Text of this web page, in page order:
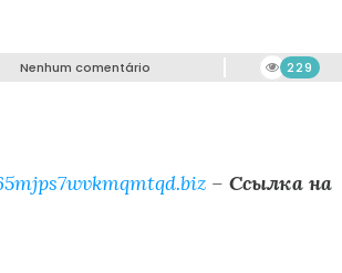
Nenhum comentário 229
– Ссылка на